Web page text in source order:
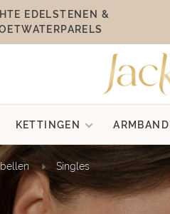
EDELSTENEN &
KETTINGEN
Singles